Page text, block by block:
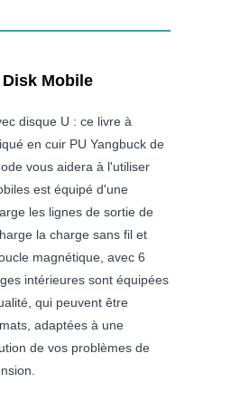
Mobile
disque U : ce livre à
en cuir PU Yangbuck de
vous aidera à l'utiliser
est équipé d'une
les lignes de sortie de
la charge sans fil et
magnétique, avec 6
intérieures sont équipées
qui peuvent être
adaptées à une
de vos problèmes de